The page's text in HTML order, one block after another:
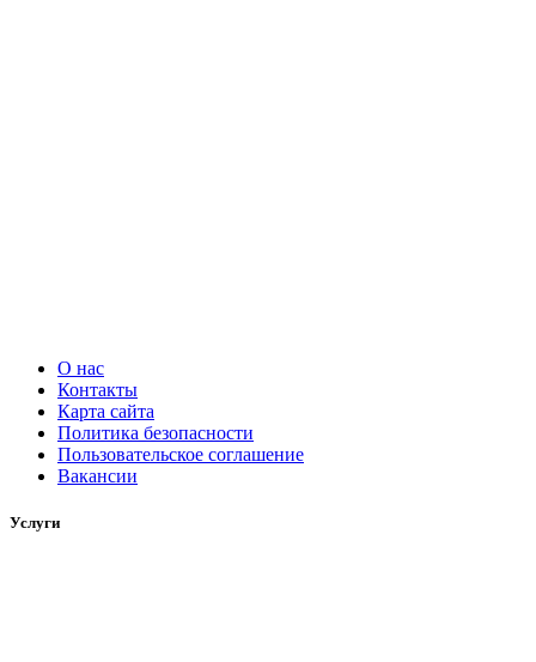
О нас
Контакты
Карта сайта
Политика безопасности
Пользовательское соглашение
Вакансии
Услуги